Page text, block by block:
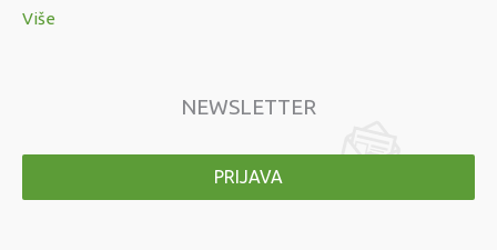
Više
NEWSLETTER
PRIJAVA